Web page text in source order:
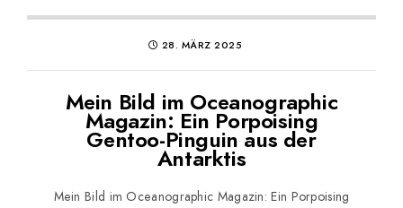
28. MÄRZ 2025
Mein Bild im Oceanographic
Magazin: Ein Porpoising
Gentoo-Pinguin aus der
Antarktis
Mein Bild im Oceanographic Magazin: Ein Porpoising